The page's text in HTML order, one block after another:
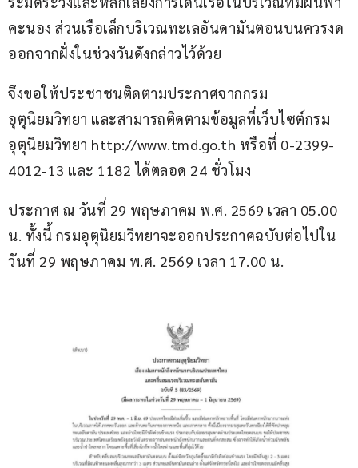
คะนอง ส่วนเรือเล็กบริเวณทะเลอันดามันตอนบนควรงด
ออกจากฝั่งในช่วงวันดังกล่าวไว้ด้วย
จึงขอให้ประชาชนติดตามประกาศจากกรม
อุตุนิยมวิทยา และสามารถติดตามข้อมูลที่เว็บไซต์กรม
อุตุนิยมวิทยา http://www.tmd.go.th หรือที่ 0-2399-
4012-13 และ 1182 ได้ตลอด 24 ชั่วโมง
ประกาศ ณ วันที่ 29 พฤษภาคม พ.ศ. 2569 เวลา 05.00
น. ทั้งนี้ กรมอุตุนิยมวิทยาจะออกประกาศฉบับต่อไปใน
วันที่ 29 พฤษภาคม พ.ศ. 2569 เวลา 17.00 น.